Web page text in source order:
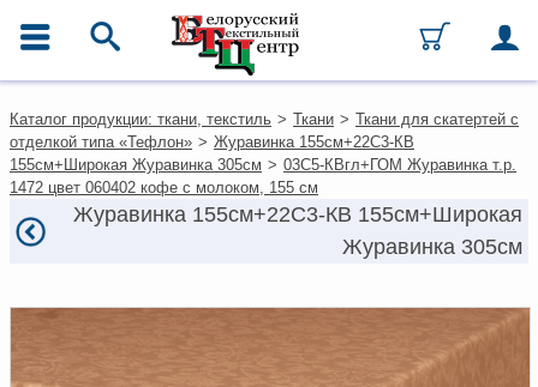
Каталог
Ткани
Домашний текстиль
Одежда
Ковры
фурнитура
Условия работы
Каталог продукции: ткани, текстиль > Ткани > Ткани для скатертей с
отделкой типа «Тефлон» > Журавинка 155см+22С3-КВ
155см+Широкая Журавинка 305см > 03С5-КВгл+ГОМ Журавинка т.р.
1472 цвет 060402 кофе с молоком, 155 см
Журавинка 155см+22С3-КВ 155см+Широкая
Журавинка 305см